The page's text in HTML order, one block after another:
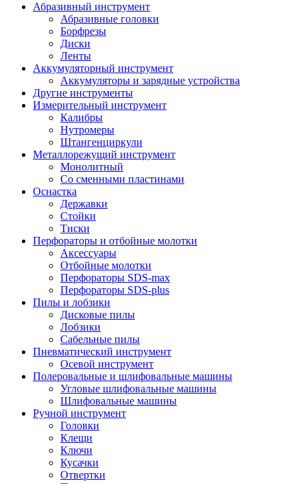
Абразивный инструмент
Абразивные головки
Борфрезы
Диски
Ленты
Аккумуляторный инструмент
Аккумуляторы и зарядные устройства
Другие инструменты
Измерительный инструмент
Калибры
Нутромеры
Штангенциркули
Металлорежущий инструмент
Монолитный
Со сменными пластинами
Оснастка
Державки
Стойки
Тиски
Перфораторы и отбойные молотки
Аксессуары
Отбойные молотки
Перфораторы SDS-max
Перфораторы SDS-plus
Пилы и лобзики
Дисковые пилы
Лобзики
Сабельные пилы
Пневматический инструмент
Осевой инструмент
Полеровальные и шлифовальные машины
Угловые шлифовальные машины
Шлифовальные машины
Ручной инструмент
Головки
Клещи
Ключи
Кусачки
Отвертки